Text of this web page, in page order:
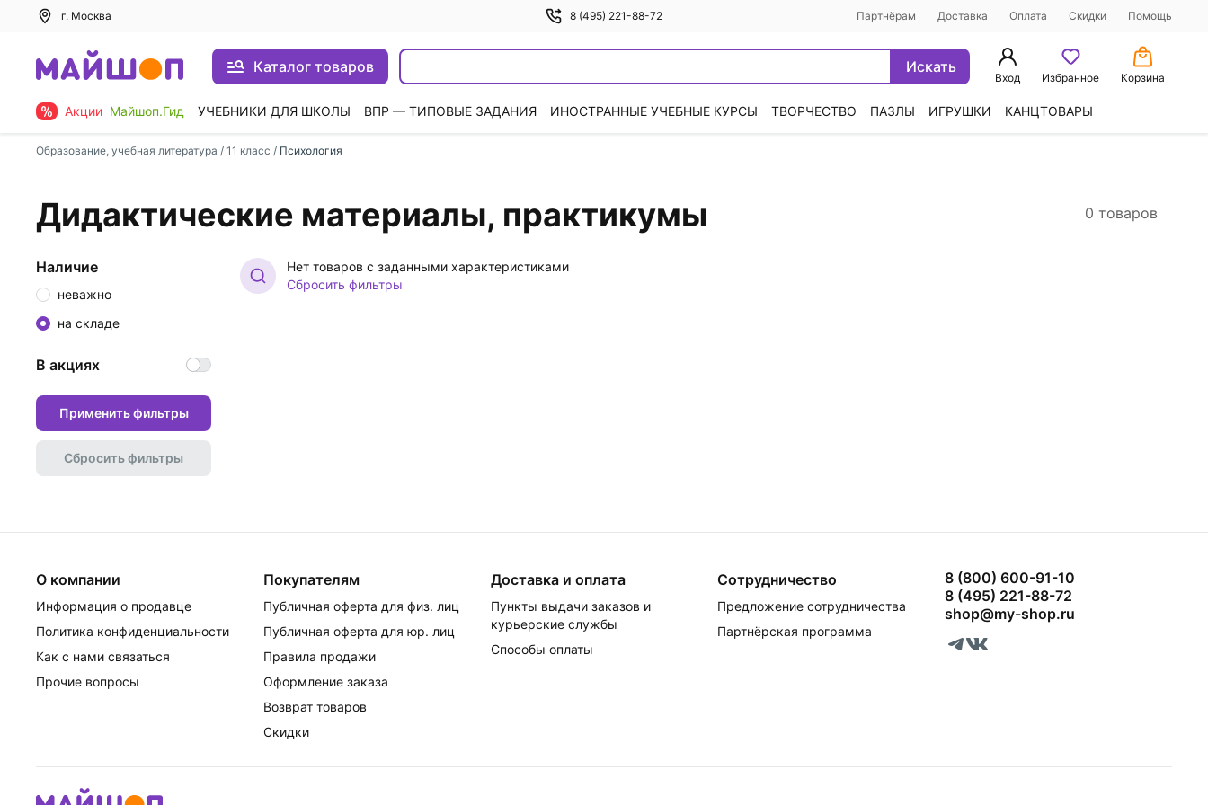
г. Москва 8 (495) 221-88-72 Партнёрам Доставка Оплата Скидки Помощь
Каталог товаров Искать
Вход Избранное Корзина
Акции Майшоп.Гид УЧЕБНИКИ ДЛЯ ШКОЛЫ ВПР — ТИПОВЫЕ ЗАДАНИЯ ИНОСТРАННЫЕ УЧЕБНЫЕ КУРСЫ ТВОРЧЕСТВО ПАЗЛЫ ИГРУШКИ КАНЦТОВАРЫ
Образование, учебная литература / 11 класс / Психология
Дидактические материалы, практикумы 0 товаров
Нет товаров с заданными характеристиками
Сбросить фильтры
Наличие
неважно
на складе
В акциях
Применить фильтры
Сбросить фильтры
О компании
Информация о продавце
Политика конфиденциальности
Как с нами связаться
Прочие вопросы
Покупателям
Публичная оферта для физ. лиц
Публичная оферта для юр. лиц
Правила продажи
Оформление заказа
Возврат товаров
Скидки
Доставка и оплата
Пункты выдачи заказов и
курьерские службы
Способы оплаты
Сотрудничество
Предложение сотрудничества
Партнёрская программа
8 (800) 600-91-10
8 (495) 221-88-72
shop@my-shop.ru